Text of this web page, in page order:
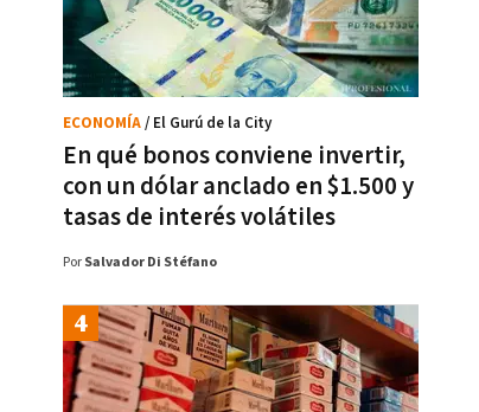
En qué bonos conviene invertir,
con un dólar anclado en $1.500 y
tasas de interés volátiles
ECONOMÍA/ El Gurú de la City
Por Salvador Di Stéfano